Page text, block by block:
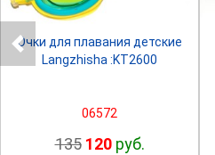
Очки для плавания детские
Langzhisha :KT2600
06572
135 120руб.